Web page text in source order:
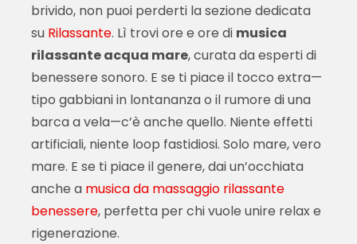
brivido, non puoi perderti la sezione dedicata
su Rilassante. Lì trovi ore e ore di musica
rilassante acqua mare, curata da esperti di
benessere sonoro. E se ti piace il tocco extra—
tipo gabbiani in lontananza o il rumore di una
barca a vela—c’è anche quello. Niente effetti
artificiali, niente loop fastidiosi. Solo mare, vero
mare. E se ti piace il genere, dai un’occhiata
anche a musica da massaggio rilassante
benessere, perfetta per chi vuole unire relax e
rigenerazione.